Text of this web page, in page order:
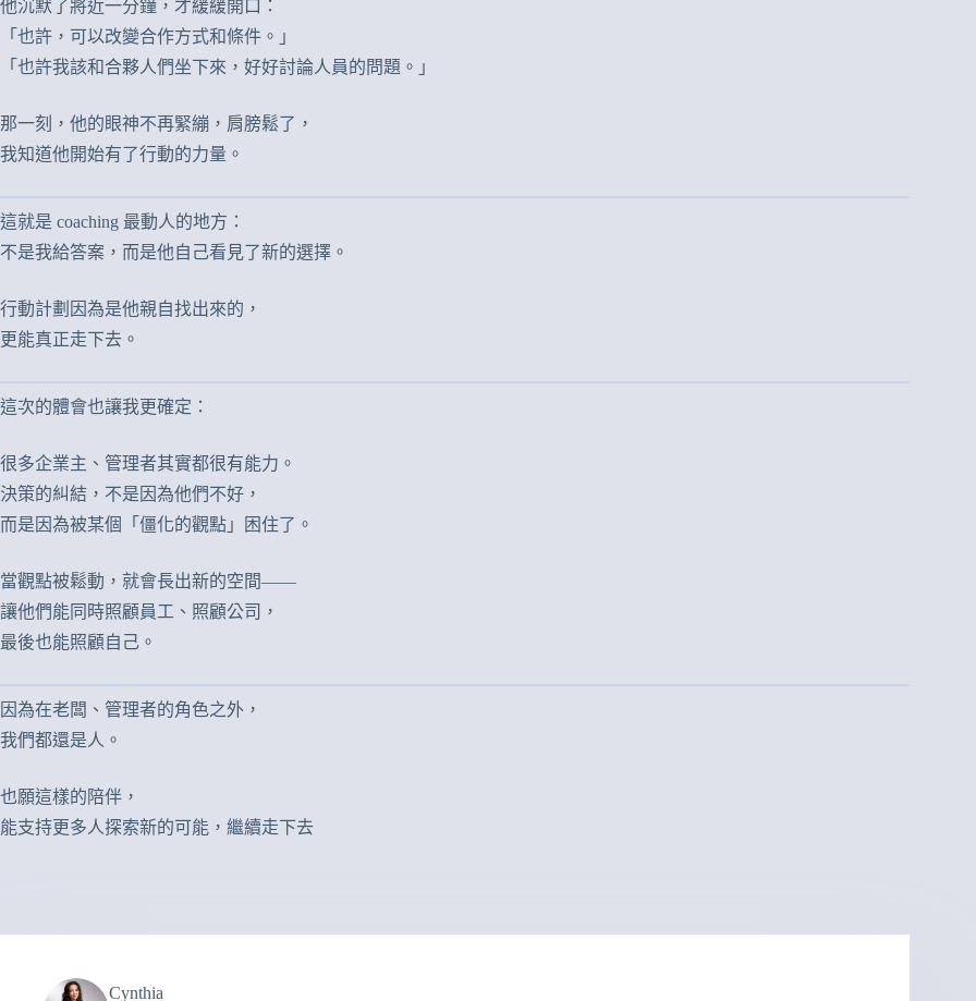
他沉默了將近一分鐘，才緩緩開口：
「也許，可以改變合作方式和條件。」
「也許我該和合夥人們坐下來，好好討論人員的問題。」
那一刻，他的眼神不再緊繃，肩膀鬆了，
我知道他開始有了行動的力量。
這就是 coaching 最動人的地方：
不是我給答案，而是他自己看見了新的選擇。
行動計劃因為是他親自找出來的，
更能真正走下去。
這次的體會也讓我更確定：
很多企業主、管理者其實都很有能力。
決策的糾結，不是因為他們不好，
而是因為被某個「僵化的觀點」困住了。
當觀點被鬆動，就會長出新的空間——
讓他們能同時照顧員工、照顧公司，
最後也能照顧自己。
因為在老闆、管理者的角色之外，
我們都還是人。
也願這樣的陪伴，
能支持更多人探索新的可能，繼續走下去
Cynthia